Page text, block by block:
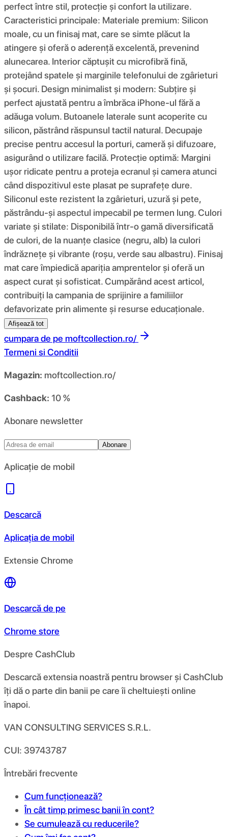
perfect între stil, protecție și confort la utilizare.
Caracteristici principale: Materiale premium: Silicon
moale, cu un finisaj mat, care se simte plăcut la
atingere și oferă o aderență excelentă, prevenind
alunecarea. Interior căptușit cu microfibră fină,
protejând spatele și marginile telefonului de zgârieturi
și șocuri. Design minimalist și modern: Subțire și
perfect ajustată pentru a îmbrăca iPhone-ul fără a
adăuga volum. Butoanele laterale sunt acoperite cu
silicon, păstrând răspunsul tactil natural. Decupaje
precise pentru accesul la porturi, cameră și difuzoare,
asigurând o utilizare facilă. Protecție optimă: Margini
ușor ridicate pentru a proteja ecranul și camera atunci
când dispozitivul este plasat pe suprafețe dure.
Siliconul este rezistent la zgârieturi, uzură și pete,
păstrându-și aspectul impecabil pe termen lung. Culori
variate și stilate: Disponibilă într-o gamă diversificată
de culori, de la nuanțe clasice (negru, alb) la culori
îndrăznețe și vibrante (roșu, verde sau albastru). Finisaj
mat care împiedică apariția amprentelor și oferă un
aspect curat și sofisticat. Cumpărând acest articol,
contribuiți la campania de sprijinire a familiilor
defavorizate prin alimente și resurse educaționale.
Afișează tot
cumpara de pe moftcollection.ro/
Termeni si Conditii
Magazin: moftcollection.ro/
Cashback: 10 %
Abonare newsletter
Abonare
Aplicație de mobil
Descarcă
Aplicația de mobil
Extensie Chrome
Descarcă de pe
Chrome store
Despre CashClub
Descarcă extensia noastră pentru browser și CashClub
îți dă o parte din banii pe care îi cheltuiești online
înapoi.
VAN CONSULTING SERVICES S.R.L.
CUI: 39743787
Întrebări frecvente
Cum funcționează?
În cât timp primesc banii în cont?
Se cumulează cu reducerile?